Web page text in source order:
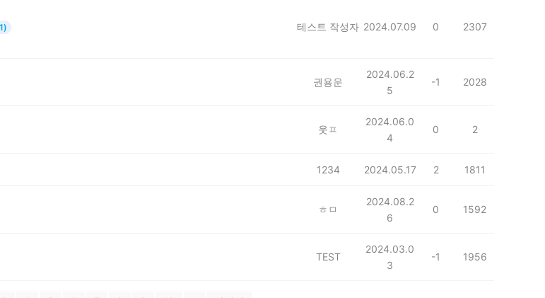
테스트 작성자 2024.07.09 0 2307
권용운
2024.06.2
5
-1 2028
웃ㅍ
2024.06.0
4
0 2
1234 2024.05.17 2 1811
ㅎㅁ
2024.08.2
6
0 1592
TEST
2024.03.0
3
-1 1956